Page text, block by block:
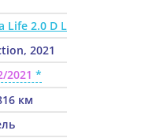
Life 2.0 D L
2021
2021
км